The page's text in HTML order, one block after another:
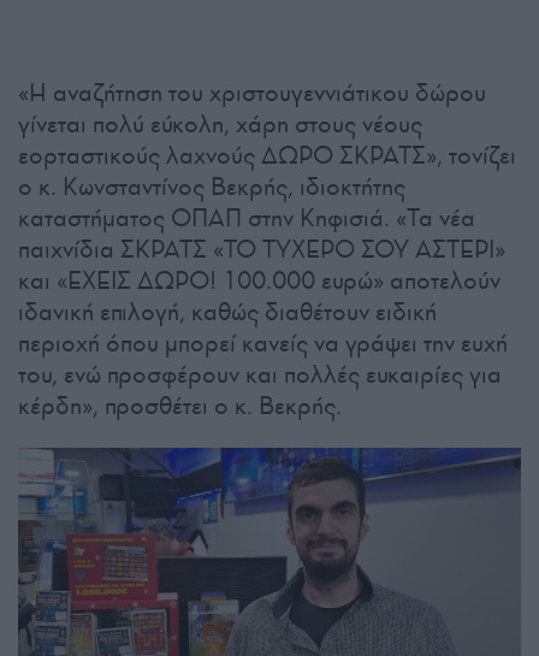
«Η αναζήτηση του χριστουγεννιάτικου δώρου
γίνεται πολύ εύκολη, χάρη στους νέους
εορταστικούς λαχνούς ΔΩΡΟ ΣΚΡΑΤΣ», τονίζει
ο κ. Κωνσταντίνος Βεκρής, ιδιοκτήτης
καταστήματος ΟΠΑΠ στην Κηφισιά. «Τα νέα
παιχνίδια ΣΚΡΑΤΣ «ΤΟ ΤΥΧΕΡΟ ΣΟΥ ΑΣΤΕΡΙ»
και «ΕΧΕΙΣ ΔΩΡΟ! 100.000 ευρώ» αποτελούν
ιδανική επιλογή, καθώς διαθέτουν ειδική
περιοχή όπου μπορεί κανείς να γράψει την ευχή
του, ενώ προσφέρουν και πολλές ευκαιρίες για
κέρδη», προσθέτει ο κ. Βεκρής.